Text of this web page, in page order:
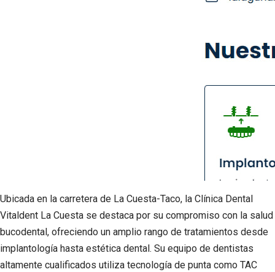
Ubicada en la carretera de La Cuesta-Taco, la Clínica Dental
Vitaldent La Cuesta se destaca por su compromiso con la salud
bucodental, ofreciendo un amplio rango de tratamientos desde
implantología hasta estética dental. Su equipo de dentistas
altamente cualificados utiliza tecnología de punta como TAC